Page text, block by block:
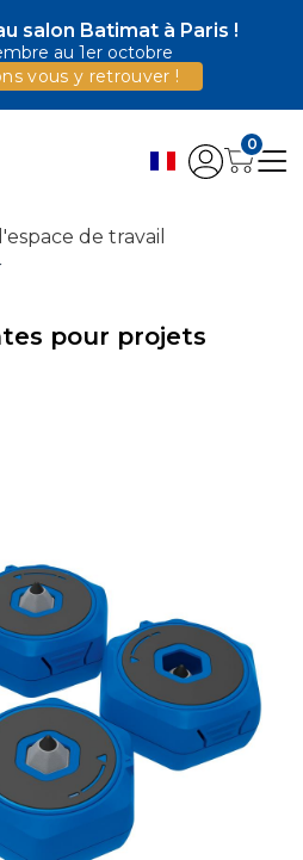
salon Batimat à Paris !
au 1er octobre
vous y retrouver !
0
de travail
pour projets